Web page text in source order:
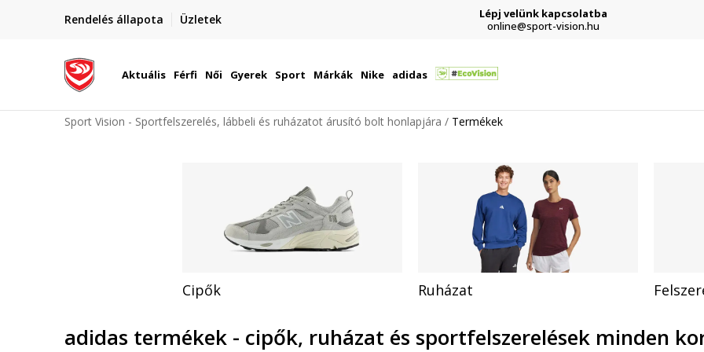
Rendelés állapota Üzletek
Utánvétes és bankkártyás fizetés
Lépj velünk kapcsolatba
online@sport-vision.hu
Aktuális Férfi Női Gyerek Sport Márkák Nike adidas
Sport Vision - Sportfelszerelés, lábbeli és ruházatot árusító bolt honlapjára Termékek
Cipők Ruházat
adidas termékek - cipők, ruházat és sportfelszerelések minden